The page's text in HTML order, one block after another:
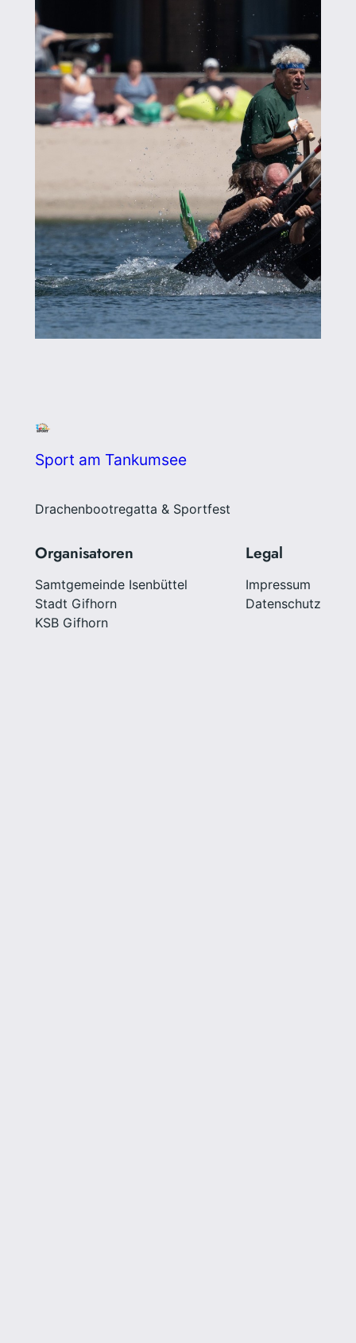
Sport am Tankumsee
Drachenbootregatta & Sportfest
Organisatoren
Samtgemeinde Isenbüttel
Stadt Gifhorn
KSB Gifhorn
Legal
Impressum
Datenschutz